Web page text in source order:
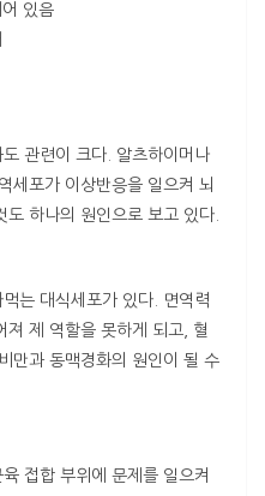
있음
관련이 크다. 알츠하이머나
세포가 이상반응을 일으켜 뇌
하나의 원인으로 보고 있다.
는 대식세포가 있다. 면역력
져 제 역할을 못하게 되고, 혈
만과 동맥경화의 원인이 될 수
접합 부위에 문제를 일으켜